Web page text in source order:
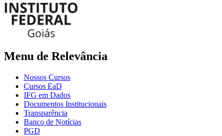
Menu de Relevância
Nossos Cursos
Cursos EaD
IFG em Dados
Documentos Institucionais
Transparência
Banco de Notícias
PGD